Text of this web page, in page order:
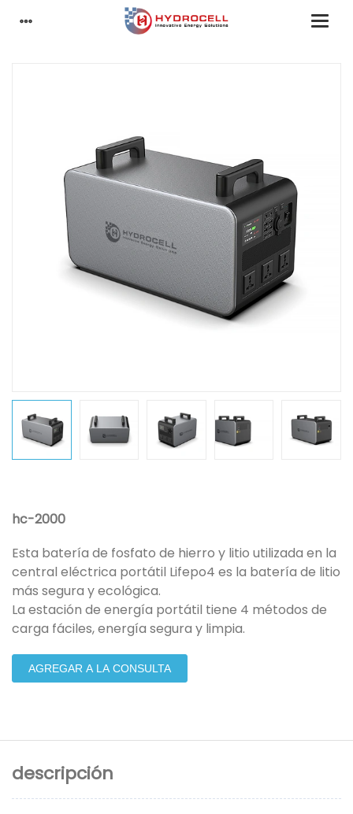
hc-2000
Esta batería de fosfato de hierro y litio utilizada en la
central eléctrica portátil Lifepo4 es la batería de litio
más segura y ecológica.
La estación de energía portátil tiene 4 métodos de
carga fáciles, energía segura y limpia.
AGREGAR A LA CONSULTA
descripción